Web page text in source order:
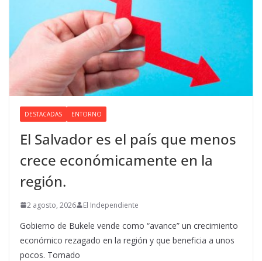
DESTACADAS ENTORNO
El Salvador es el país que menos
crece económicamente en la
región.
2 agosto, 2026 El Independiente
Gobierno de Bukele vende como “avance” un crecimiento
económico rezagado en la región y que beneficia a unos
pocos. Tomado